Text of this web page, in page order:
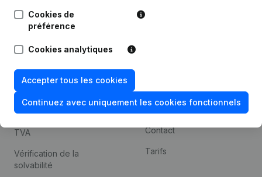
Cookies de
préférence
Cookies analytiques
Accepter tous les cookies
Continuez avec uniquement les cookies fonctionnels
Compliance et prévention
de la fraude
Consulter des comptes
annuels
TVA
Vérification de la
solvabilité
Contact
Tarifs